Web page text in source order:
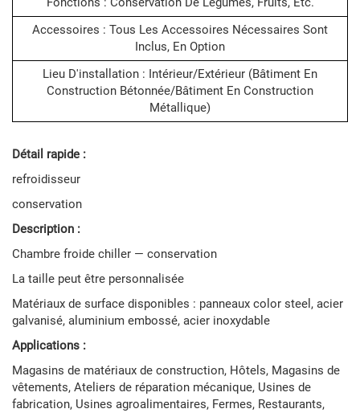
Accessoires : Tous Les Accessoires Nécessaires Sont
Inclus, En Option
Lieu D'installation : Intérieur/extérieur (bâtiment En
Construction Bétonnée/bâtiment En Construction
Métallique)
Détail rapide :
refroidisseur
conservation
Description :
Chambre froide chiller — conservation
La taille peut être personnalisée
Matériaux de surface disponibles : panneaux color steel, acier
galvanisé, aluminium embossé, acier inoxydable
Applications :
Magasins de matériaux de construction, Hôtels, Magasins de
vêtements, Ateliers de réparation mécanique, Usines de
fabrication, Usines agroalimentaires, Fermes, Restaurants,